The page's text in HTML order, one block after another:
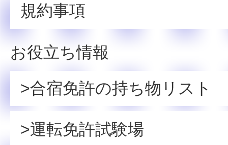
規約事項
お役立ち情報
>合宿免許の持ち物リスト
>運転免許試験場